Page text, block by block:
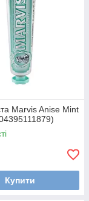
Marvis Anise Mint
Купити